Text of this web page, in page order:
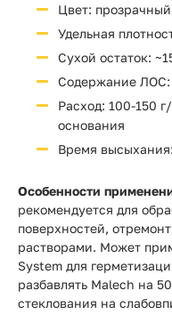
Цвет: прозрачный
Удельная
Сухой остаток:
Содержание ЛОС:
Расход: 100-150
основания
Время
Особенности
рекомендуется для
поверхностей,
растворами. Может
System для
разбавлять Malech на
стеклования на